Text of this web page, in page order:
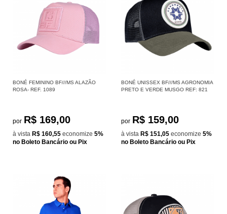
BONÉ FEMININO BF///MS ALAZÃO
ROSA- REF. 1089
por R$ 169,00
à vista R$ 160,55 economize 5%
no Boleto Bancário ou Pix
BONÉ UNISSEX BF///MS AGRONOMIA
PRETO E VERDE MUSGO REF: 821
por R$ 159,00
à vista R$ 151,05 economize 5%
no Boleto Bancário ou Pix